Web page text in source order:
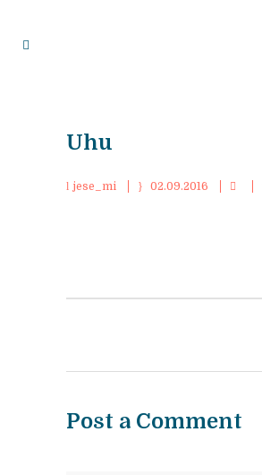
Uhu
jese_mi 02.09.2016
Post a Comment